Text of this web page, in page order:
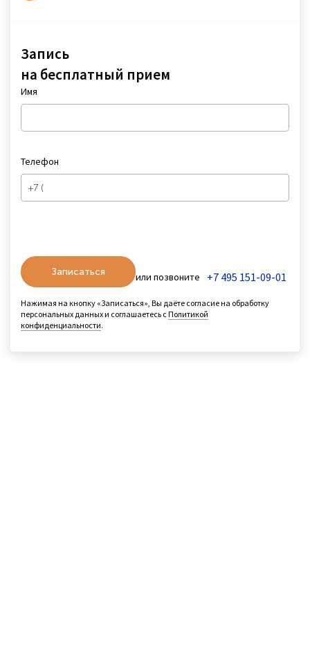
Запись
на бесплатный прием
Имя
Телефон
Записаться или позвоните +7 495 151-09-01
Нажимая на кнопку «Записаться», Вы даёте согласие на обработку
персональных данных и соглашаетесь сПолитикой
конфиденциальности.